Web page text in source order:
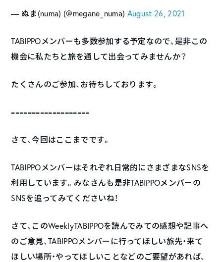
— ぬま(numa) (@megane_numa) August 26, 2021
TABIPPOメンバーも多数参加する予定なので、是非この
機会に私たちと旅を通して出会ってみませんか？
たくさんのご参加、お待ちしております。
===================
さて、今回はここまでです。
TABIPPOメンバーはそれぞれ日常的にさまざまなSNSを
利用しています。みなさんも是非TABIPPOメンバーの
SNSを追ってみてくださいね！
さて、このWeeklyTABIPPOを読んでみての感想や記事へ
のご意見、TABIPPOメンバーに行ってほしい旅先・来て
ほしい場所・やってほしいことなどのご要望があれば、